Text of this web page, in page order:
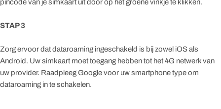
pincode van je simkaart uit door op het groene vinkje te klikken.
STAP 3
Zorg ervoor dat dataroaming ingeschakeld is bij zowel iOS als
Android. Uw simkaart moet toegang hebben tot het 4G netwerk van
uw provider. Raadpleeg Google voor uw smartphone type om
dataroaming in te schakelen.